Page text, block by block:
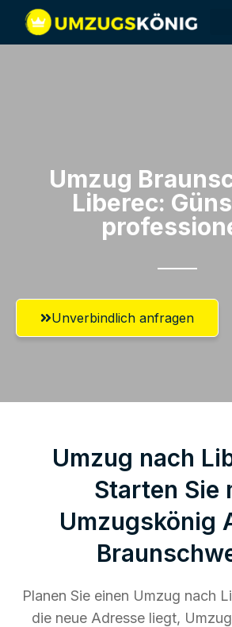
Umzug
Liberec:
Unverbindlich anfragen
Umzug nach
Starten Sie
Umzugskönig
Planen Sie einen Umzug nach
die neue Adresse liegt,